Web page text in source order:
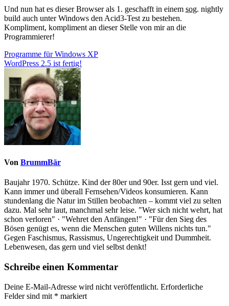
Und nun hat es dieser Browser als 1. geschafft in einem sog. nightly
build auch unter Windows den Acid3-Test zu bestehen.
Kompliment, kompliment an dieser Stelle von mir an die
Programmierer!
Beitragsnavigation
Programme für Windows XP
WordPress 2.5 ist fertig!
Von BrummBär
Baujahr 1970. Schütze. Kind der 80er und 90er. Isst gern und viel.
Kann immer und überall Fernsehen/Videos konsumieren. Kann
stundenlang die Natur im Stillen beobachten – kommt viel zu selten
dazu. Mal sehr laut, manchmal sehr leise. "Wer sich nicht wehrt, hat
schon verloren" · "Wehret den Anfängen!" · "Für den Sieg des
Bösen genügt es, wenn die Menschen guten Willens nichts tun."
Gegen Faschismus, Rassismus, Ungerechtigkeit und Dummheit.
Lebenwesen, das gern und viel selbst denkt!
Schreibe einen Kommentar
Deine E-Mail-Adresse wird nicht veröffentlicht. Erforderliche
Felder sind mit * markiert